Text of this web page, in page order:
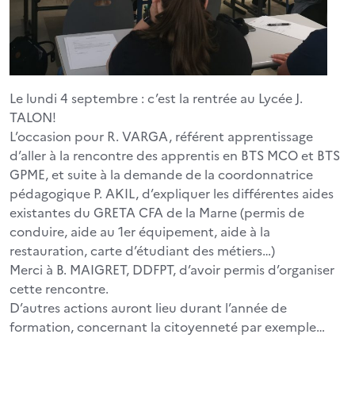
Le lundi 4 septembre : c’est la rentrée au Lycée J.
TALON!
L’occasion pour R. VARGA, référent apprentissage
d’aller à la rencontre des apprentis en BTS MCO et BTS
GPME, et suite à la demande de la coordonnatrice
pédagogique P. AKIL, d’expliquer les différentes aides
existantes du GRETA CFA de la Marne (permis de
conduire, aide au 1er équipement, aide à la
restauration, carte d’étudiant des métiers…)
Merci à B. MAIGRET, DDFPT, d’avoir permis d’organiser
cette rencontre.
D’autres actions auront lieu durant l’année de
formation, concernant la citoyenneté par exemple…